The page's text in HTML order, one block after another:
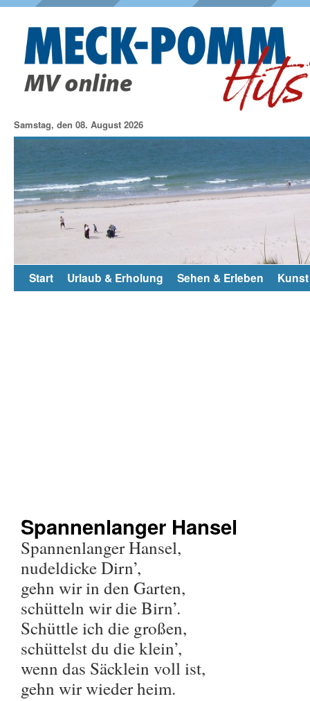
Samstag, den 08. August 2026
Start Urlaub & Erholung Sehen & Erleben
Spannenlanger Hansel
Spannenlanger Hansel,
nudeldicke Dirn’,
gehn wir in den Garten,
schütteln wir die Birn’.
Schüttle ich die großen,
schüttelst du die klein’,
wenn das Säcklein voll ist,
gehn wir wieder heim.